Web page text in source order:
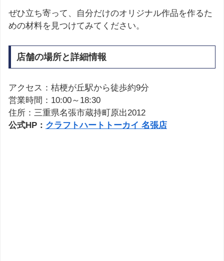
ぜひ立ち寄って、自分だけのオリジナル作品を作るた
めの材料を見つけてみてください。
店舗の場所と詳細情報
アクセス：桔梗が丘駅から徒歩約9分
営業時間：10:00～18:30
住所：三重県名張市蔵持町原出2012
公式HP： クラフトハートトーカイ 名張店